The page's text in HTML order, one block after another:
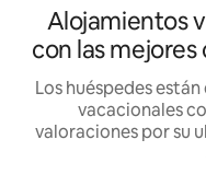
Alojamientos
con las
Los huéspedes
vacacionales
valoraciones por su